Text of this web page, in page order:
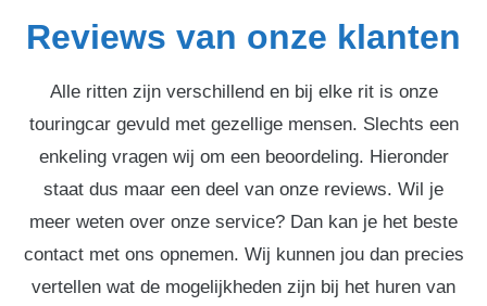
Reviews van onze klanten
Alle ritten zijn verschillend en bij elke rit is onze
touringcar gevuld met gezellige mensen. Slechts een
enkeling vragen wij om een beoordeling. Hieronder
staat dus maar een deel van onze reviews. Wil je
meer weten over onze service? Dan kan je het beste
contact met ons opnemen. Wij kunnen jou dan precies
vertellen wat de mogelijkheden zijn bij het huren van